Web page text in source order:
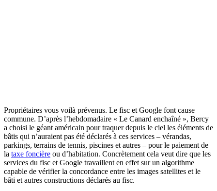
Propriétaires vous voilà prévenus. Le fisc et Google font cause
commune. D’après l’hebdomadaire « Le Canard enchaîné », Bercy
a choisi le géant américain pour traquer depuis le ciel les éléments de
bâtis qui n’auraient pas été déclarés à ces services – vérandas,
parkings, terrains de tennis, piscines et autres – pour le paiement de
la taxe foncière ou d’habitation. Concrètement cela veut dire que les
services du fisc et Google travaillent en effet sur un algorithme
capable de vérifier la concordance entre les images satellites et le
bâti et autres constructions déclarés au fisc.